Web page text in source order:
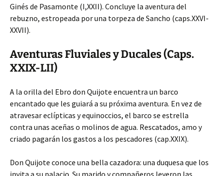
Ginés de Pasamonte (I,XXII). Concluye la aventura del
rebuzno, estropeada por una torpeza de Sancho (caps.XXVI-
XXVII).
Aventuras Fluviales y Ducales (Caps.
XXIX-LII)
A la orilla del Ebro don Quijote encuentra un barco
encantado que les guiará a su próxima aventura. En vez de
atravesar eclípticas y equinoccios, el barco se estrella
contra unas aceñas o molinos de agua. Rescatados, amo y
criado pagarán los gastos a los pescadores (cap.XXIX).
Don Quijote conoce una bella cazadora: una duquesa que los
invita a su palacio. Su marido y compañeros leyeron las